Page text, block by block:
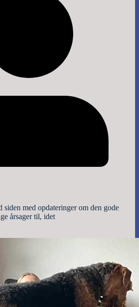
siden med opdateringer om den gode
årsager til, idet